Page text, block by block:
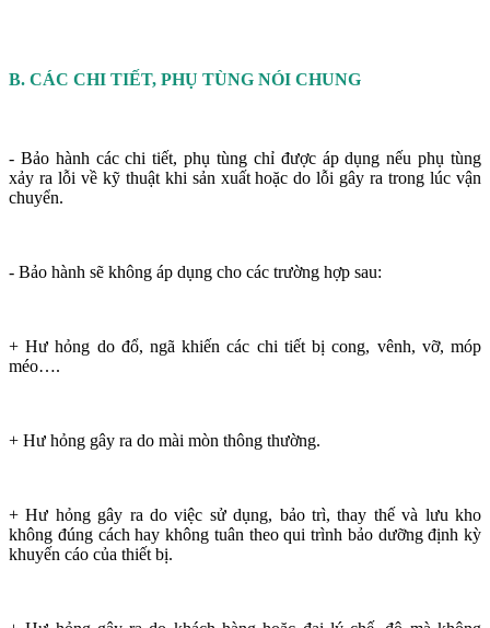
B. CÁC CHI TIẾT, PHỤ TÙNG NÓI CHUNG
- Bảo hành các chi tiết, phụ tùng chỉ được áp dụng nếu phụ tùng
xảy ra lỗi về kỹ thuật khi sản xuất hoặc do lỗi gây ra trong lúc vận
chuyển.
- Bảo hành sẽ không áp dụng cho các trường hợp sau:
+ Hư hỏng do đổ, ngã khiến các chi tiết bị cong, vênh, vỡ, móp
méo….
+ Hư hỏng gây ra do mài mòn thông thường.
+ Hư hỏng gây ra do việc sử dụng, bảo trì, thay thế và lưu kho
không đúng cách hay không tuân theo qui trình bảo dưỡng định kỳ
khuyến cáo của thiết bị.